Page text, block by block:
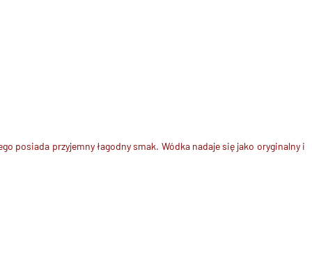
posiada przyjemny łagodny smak. Wódka nadaje się jako oryginalny i